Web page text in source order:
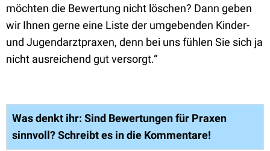
möchten die Bewertung nicht löschen? Dann geben
wir Ihnen gerne eine Liste der umgebenden Kinder-
und Jugendarztpraxen, denn bei uns fühlen Sie sich ja
nicht ausreichend gut versorgt.“
Was denkt ihr: Sind Bewertungen für Praxen
sinnvoll? Schreibt es in die Kommentare!